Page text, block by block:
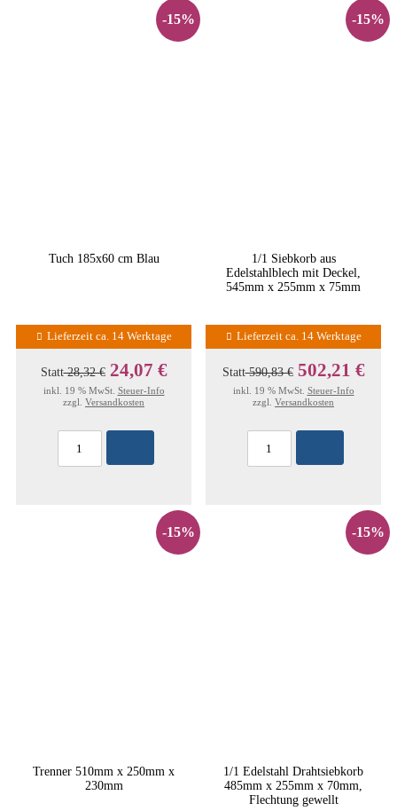
-15%
Tuch 185x60 cm Blau
Lieferzeit ca. 14 Werktage
Statt28,32 € 24,07 €
inkl. 19 % MwSt. Steuer-Info
zzgl. Versandkosten
-15%
1/1 Siebkorb aus
Edelstahlblech mit Deckel,
545mm x 255mm x 75mm
Lieferzeit ca. 14 Werktage
Statt590,83 € 502,21 €
inkl. 19 % MwSt. Steuer-Info
zzgl. Versandkosten
-15%
Trenner 510mm x 250mm x
230mm
-15%
1/1 Edelstahl Drahtsiebkorb
485mm x 255mm x 70mm,
Flechtung gewellt